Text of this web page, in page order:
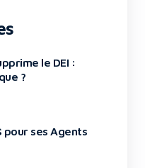
le DEI :
?
pour ses Agents